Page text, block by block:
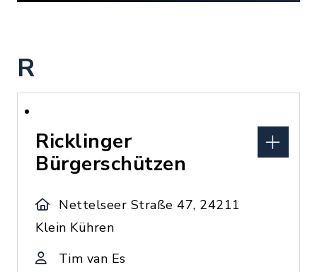
R
Ricklinger
Bürgerschützen
Nettelseer Straße 47, 24211
Klein Kühren
Tim van Es